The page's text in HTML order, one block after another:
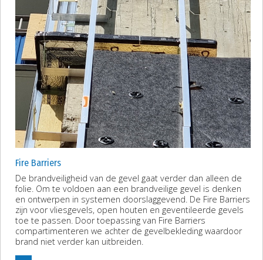
Fire Barriers
De brandveiligheid van de gevel gaat verder dan alleen de
folie. Om te voldoen aan een brandveilige gevel is denken
en ontwerpen in systemen doorslaggevend. De Fire Barriers
zijn voor vliesgevels, open houten en geventileerde gevels
toe te passen. Door toepassing van Fire Barriers
compartimenteren we achter de gevelbekleding waardoor
brand niet verder kan uitbreiden.